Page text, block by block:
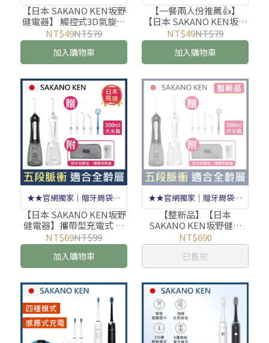
況隨時調整★
【日本 SAKANO KEN坂野
健電器】 觸控式3D氣旋玻
璃空氣炸鍋 (玻璃氣炸鍋推
薦/透明氣炸鍋/空氣炸鍋評
價/空氣炸鍋推薦)
NT$49NT$79
加入購物車
況隨時調整★
【一餐兩人份推薦👍】
【日本 SAKANO KEN坂野
健電器】 觸控式3D氣旋玻
璃空氣炸鍋 (玻璃氣炸鍋推
薦/透明氣炸鍋/空氣炸鍋評
價/空氣炸鍋推薦)
NT$49NT$79
加入購物車
★★官網獨家｜贈牙周袋噴
頭★★
【日本 SAKANO KEN坂野
健電器】攜帶型充電式 電
動沖牙機 SI-500 (沖牙機/
洗牙器/潔牙機/噴牙機/牙
線機/沖齒機)
NT$69NT$99
加入購物車
★★官網獨家｜贈牙周袋噴
頭★★
【整新品】【日本
SAKANO KEN坂野健電
器】攜帶型充電式 電動沖
牙機 SI-500 (沖牙機/洗牙
器/潔牙機/噴牙機/牙線機/
沖齒機)
NT$690
已售完